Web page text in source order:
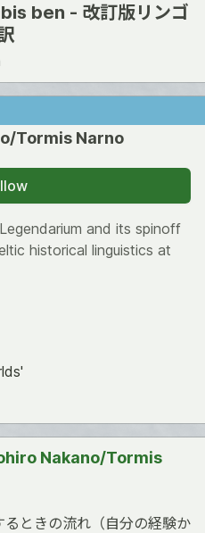
ben - 改訂版リンゴ
Tormis Narno
and its spinoff
historical linguistics at
Nakano/Tormis
ときの流れ（自分の経験か